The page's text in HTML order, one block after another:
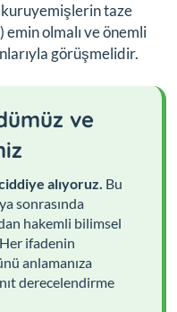
kuruyemişlerin taze
olmalı ve önemli
görüşmelidir.
ve
alıyoruz. Bu
sonrasında
hakemli bilimsel
ifadenin
anlamanıza
derecelendirme